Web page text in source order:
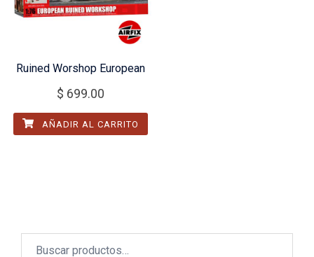
Ruined Worshop European
$ 699.00
AÑADIR AL CARRITO